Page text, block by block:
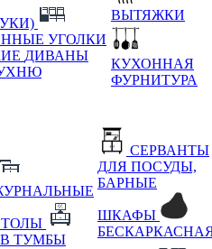
УГОЛКИ
ДИВАНЫ
ВЫТЯЖКИ
КУХОННАЯ
ФУРНИТУРА
ТУМБЫ
СЕРВАНТЫ
ДЛЯ ПОСУДЫ,
БАРНЫЕ
ШКАФЫ